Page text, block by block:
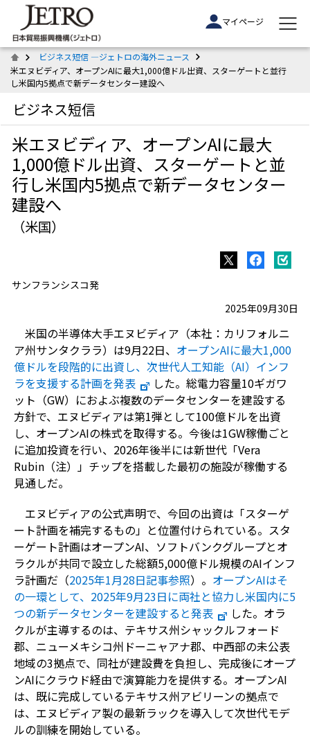
マイページ
ビジネス短信 ―ジェトロの海外ニュース
米エヌビディア、オープンAIに最大1,000億ドル出資、スターゲートと並行
し米国内5拠点で新データセンター建設へ
ビジネス短信
米エヌビディア、オープンAIに最大
1,000億ドル出資、スターゲートと並
行し米国内5拠点で新データセンター
建設へ
（米国）
サンフランシスコ発
2025年09月30日
米国の半導体大手エヌビディア（本社：カリフォルニ
ア州サンタクララ）は9月22日、 オープンAIに最大1,000
億ドルを段階的に出資し、次世代人工知能（AI）インフ
ラを支援する計画を発表
した。総電力容量10ギガワ
ット（GW）におよぶ複数のデータセンターを建設する
方針で、エヌビディアは第1弾として100億ドルを出資
し、オープンAIの株式を取得する。今後は1GW稼働ごと
に追加投資を行い、2026年後半には新世代「Vera
Rubin（注）」チップを搭載した最初の施設が稼働する
見通しだ。
エヌビディアの公式声明で、今回の出資は「スターゲ
ート計画を補完するもの」と位置付けられている。スタ
ーゲート計画はオープンAI、ソフトバンクグループとオ
ラクルが共同で設立した総額5,000億ドル規模のAIインフ
ラ計画だ（2025年1月28日記事参照）。 オープンAIはそ
の一環として、2025年9月23日に両社と協力し米国内に5
つの新データセンターを建設すると発表
した。オラ
クルが主導するのは、テキサス州シャックルフォード
郡、ニューメキシコ州ドーニャアナ郡、中西部の未公表
地域の3拠点で、同社が建設費を負担し、完成後にオープ
ンAIにクラウド経由で演算能力を提供する。オープンAI
は、既に完成しているテキサス州アビリーンの拠点で
は、エヌビディア製の最新ラックを導入して次世代モデ
ルの訓練を開始している。